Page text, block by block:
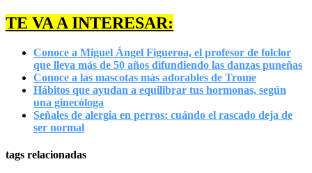
TE VA A INTERESAR:
Conoce a Miguel Ángel Figueroa, el profesor de folclor
que lleva más de 50 años difundiendo las danzas puneñas
Conoce a las mascotas más adorables de Trome
Hábitos que ayudan a equilibrar tus hormonas, según
una ginecóloga
Señales de alergia en perros: cuándo el rascado deja de
ser normal
tags relacionadas